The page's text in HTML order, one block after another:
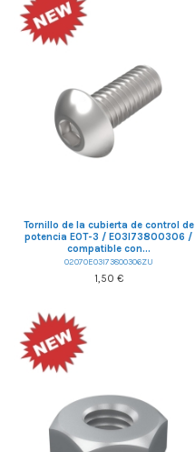
Tornillo de la cubierta de control de
potencia EOT-3 / E03I73800306 /
compatible con...
02070E03I73800306ZU
1,50 €